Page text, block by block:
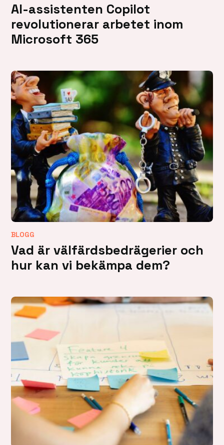
AI-assistenten Copilot
revolutionerar arbetet inom
Microsoft 365
BLOGG
Vad är välfärdsbedrägerier och
hur kan vi bekämpa dem?